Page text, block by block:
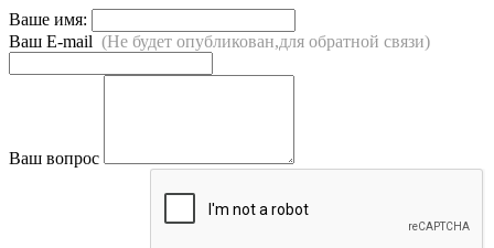
Ваше имя:
Ваш E-mail (Не будет опубликован,для обратной связи)
Ваш вопрос